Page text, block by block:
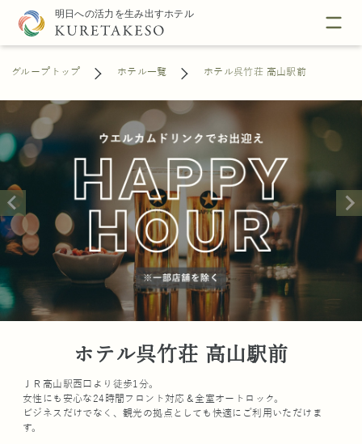
グループトップ ホテル一覧 ホテル呉竹荘 高山駅前
ホテル呉竹荘 高山駅前
ＪＲ高山駅西口より徒歩1分。
女性にも安心な24時間フロント対応＆全室オートロック。
ビジネスだけでなく、観光の拠点としても快適にご利用いただけま
す。